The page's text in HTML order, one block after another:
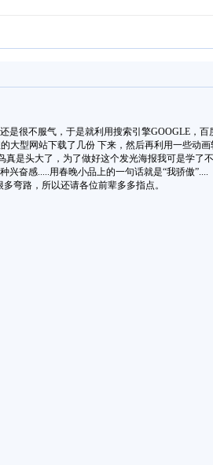
很不服气，于是就利用搜索引擎GOOGLE，百
型网站下载了几份 下来，然后再利用一些动画
是头大了，为了做好这个发光海报我可是学了
奋感.....用春晚小品上的一句话就是“我骄傲”....
弯路，所以还请各位前辈多多指点。